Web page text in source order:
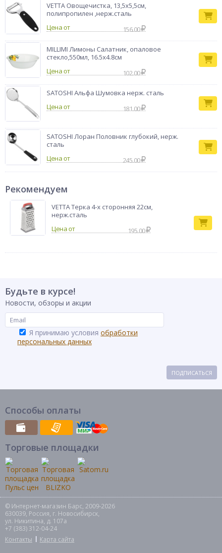
VETTA Овощечистка, 13,5х5,5см,
полипропилен ,нерж.сталь
Цена от
156.00
MILLIMI Лимоны Салатник, опаловое
стекло,550мл, 16.5х4.8см
Цена от
102.00
SATOSHI Альфа Шумовка нерж. сталь
Цена от
181.00
SATOSHI Лоран Половник глубокий, нерж.
сталь
Цена от
245.00
Рекомендуем
VETTA Терка 4-х сторонняя 22см,
нерж.сталь
195.00
Будьте в курсе!
Новости, обзоры и акции
Я принимаю условия обработки
персональных данных
ПОДПИСАТЬСЯ
Способы оплаты
Торговые площадки
© Интернет-магазин Барс, 2009-2026
630039, Россия, г. Новосибирск,
ул. Никитина, д. 107а
+7 (383) 312-04-24
Контакты
Карта сайта